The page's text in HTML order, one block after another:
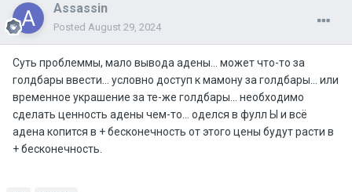
Assassin
Posted August 29, 2024
Суть проблеммы, мало вывода адены... может что-то за
голдбары ввести... условно доступ к мамону за голдбары... или
временное украшение за те-же голдбары... необходимо
сделать ценность адены чем-то... оделся в фулл Ы и всё
адена копится в + бесконечность от этого цены будут расти в
+ бесконечность.